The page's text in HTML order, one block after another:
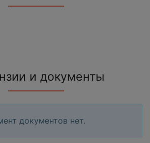
и документы
документов нет.